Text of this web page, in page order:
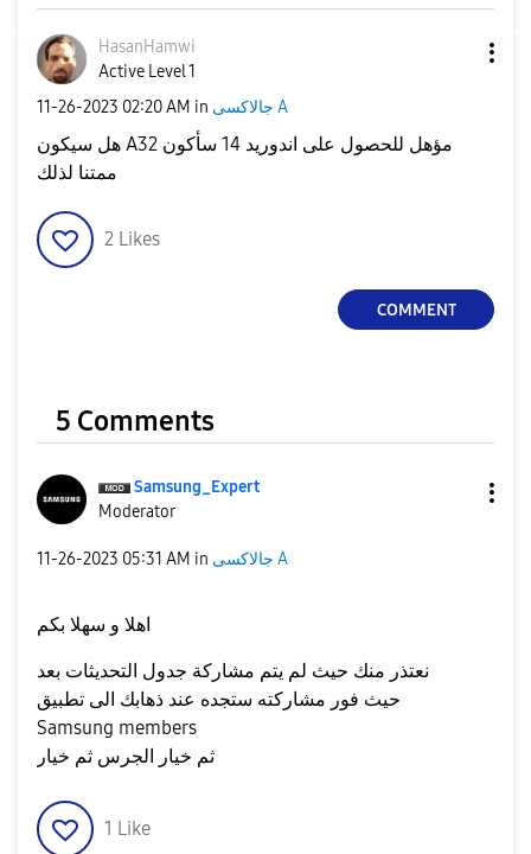
HasanHamwi
Active Level 1
‎11-26-2023 02:20 AM in جالاكسى A
هل سيكون A32 مؤهل للحصول على اندوريد 14 سأكون
ممتنا لذلك
2 Likes
COMMENT
5 Comments
Samsung_Expert
Moderator
‎11-26-2023 05:31 AM in جالاكسى A
اهلا و سهلا بكم
نعتذر منك حيث لم يتم مشاركة جدول التحديثات بعد
حيث فور مشاركته ستجده عند ذهابك الى تطبيق
Samsung members
ثم خيار الجرس ثم خيار
1 Like